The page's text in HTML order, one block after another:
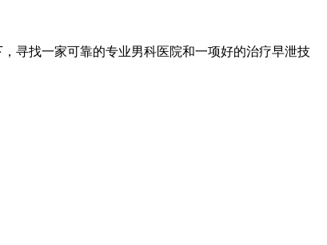
寻找一家可靠的专业男科医院和一项好的治疗早泄技